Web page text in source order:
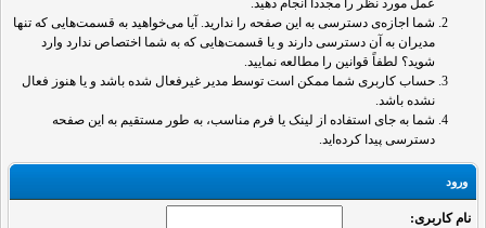
عمل مورد نظر را مجدداً انجام دهید.
شما اجازه‌ی دسترسی به این صفحه را ندارید. آیا می‌خواهید به قسمت‌هایی که تنها
مدیران به آن دسترسی دارند و یا قسمت‌هایی که به شما اختصاص ندارد وارد
شوید؟ لطفاً قوانین را مطالعه نمایید.
حساب کاربری شما ممکن است توسط مدیر غیرفعال شده باشد و یا هنوز فعال
نشده باشد.
شما به جای استفاده از لینک یا فرم مناسب، به طور مستقیم به این صفحه
دسترسی پیدا کرده‌اید.
ورود
نام کاربری: